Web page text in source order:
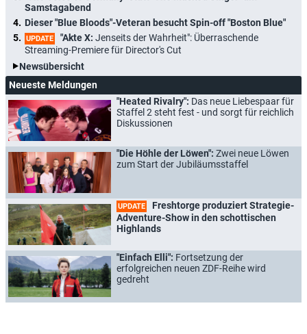
Samstagabend
Dieser "Blue Bloods"-Veteran besucht Spin-off "Boston Blue"
UPDATE "Akte X: Jenseits der Wahrheit": Überraschende
Streaming-Premiere für Director's Cut
Newsübersicht
Neueste Meldungen
"Heated Rivalry": Das neue Liebespaar für
Staffel 2 steht fest - und sorgt für reichlich
Diskussionen
"Die Höhle der Löwen": Zwei neue Löwen
zum Start der Jubiläumsstaffel
UPDATE
Freshtorge produziert Strategie-
Adventure-Show in den schottischen
Highlands
"Einfach Elli": Fortsetzung der
erfolgreichen neuen ZDF-Reihe wird
gedreht